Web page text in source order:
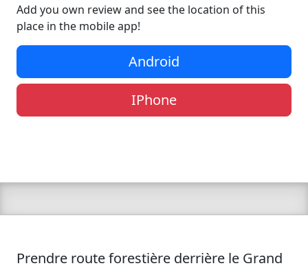
Add you own review and see the location of this
place in the mobile app!
Android
IPhone
Prendre route forestière derrière le Grand